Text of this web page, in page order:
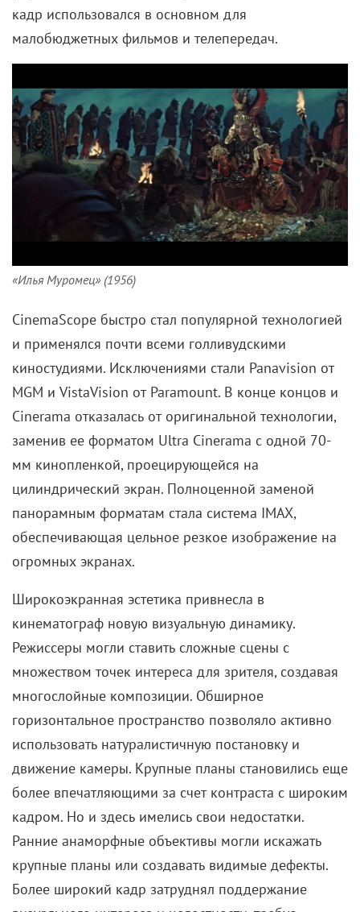
кадр использовался в основном для
малобюджетных фильмов и телепередач.
«Илья Муромец» (1956)
CinemaScope быстро стал популярной технологией
и применялся почти всеми голливудскими
киностудиями. Исключениями стали Panavision от
MGM и VistaVision от Paramount. В конце концов и
Cinerama отказалась от оригинальной технологии,
заменив ее форматом Ultra Cinerama с одной 70-
мм кинопленкой, проецирующейся на
цилиндрический экран. Полноценной заменой
панорамным форматам стала система IMAX,
обеспечивающая цельное резкое изображение на
огромных экранах.
Широкоэкранная эстетика привнесла в
кинематограф новую визуальную динамику.
Режиссеры могли ставить сложные сцены с
множеством точек интереса для зрителя, создавая
многослойные композиции. Обширное
горизонтальное пространство позволяло активно
использовать натуралистичную постановку и
движение камеры. Крупные планы становились еще
более впечатляющими за счет контраста с широким
кадром. Но и здесь имелись свои недостатки.
Ранние анаморфные объективы могли искажать
крупные планы или создавать видимые дефекты.
Более широкий кадр затруднял поддержание